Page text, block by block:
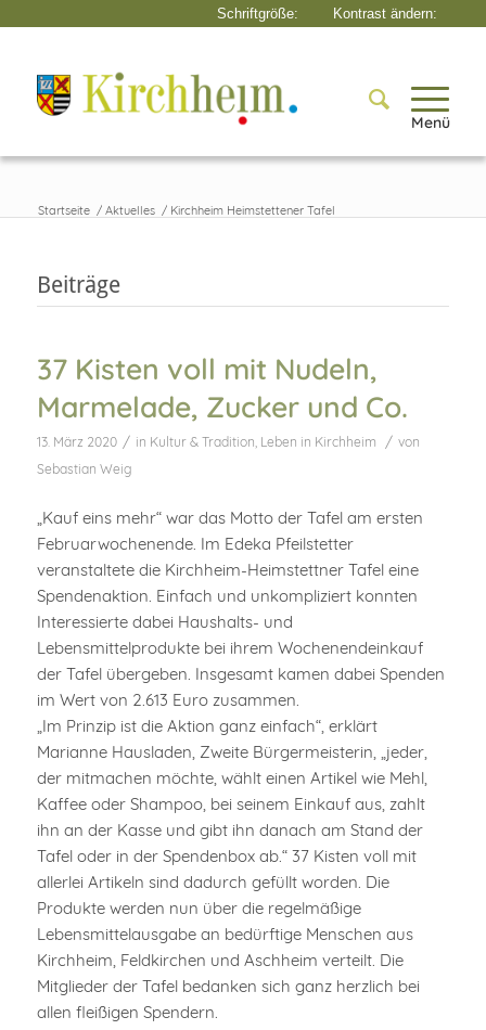
Menü
Startseite / Aktuelles / Kirchheim Heimstettener Tafel
Beiträge
37 Kisten voll mit Nudeln,
Marmelade, Zucker und Co.
13. März 2020 / in Kultur & Tradition, Leben in Kirchheim / von
Sebastian Weig
„Kauf eins mehr“ war das Motto der Tafel am ersten
Februarwochenende. Im Edeka Pfeilstetter
veranstaltete die Kirchheim-Heimstettner Tafel eine
Spendenaktion. Einfach und unkompliziert konnten
Interessierte dabei Haushalts- und
Lebensmittelprodukte bei ihrem Wochenendeinkauf
der Tafel übergeben. Insgesamt kamen dabei Spenden
im Wert von 2.613 Euro zusammen.
„Im Prinzip ist die Aktion ganz einfach“, erklärt
Marianne Hausladen, Zweite Bürgermeisterin, „jeder,
der mitmachen möchte, wählt einen Artikel wie Mehl,
Kaffee oder Shampoo, bei seinem Einkauf aus, zahlt
ihn an der Kasse und gibt ihn danach am Stand der
Tafel oder in der Spendenbox ab.“ 37 Kisten voll mit
allerlei Artikeln sind dadurch gefüllt worden. Die
Produkte werden nun über die regelmäßige
Lebensmittelausgabe an bedürftige Menschen aus
Kirchheim, Feldkirchen und Aschheim verteilt. Die
Mitglieder der Tafel bedanken sich ganz herzlich bei
allen fleißigen Spendern.